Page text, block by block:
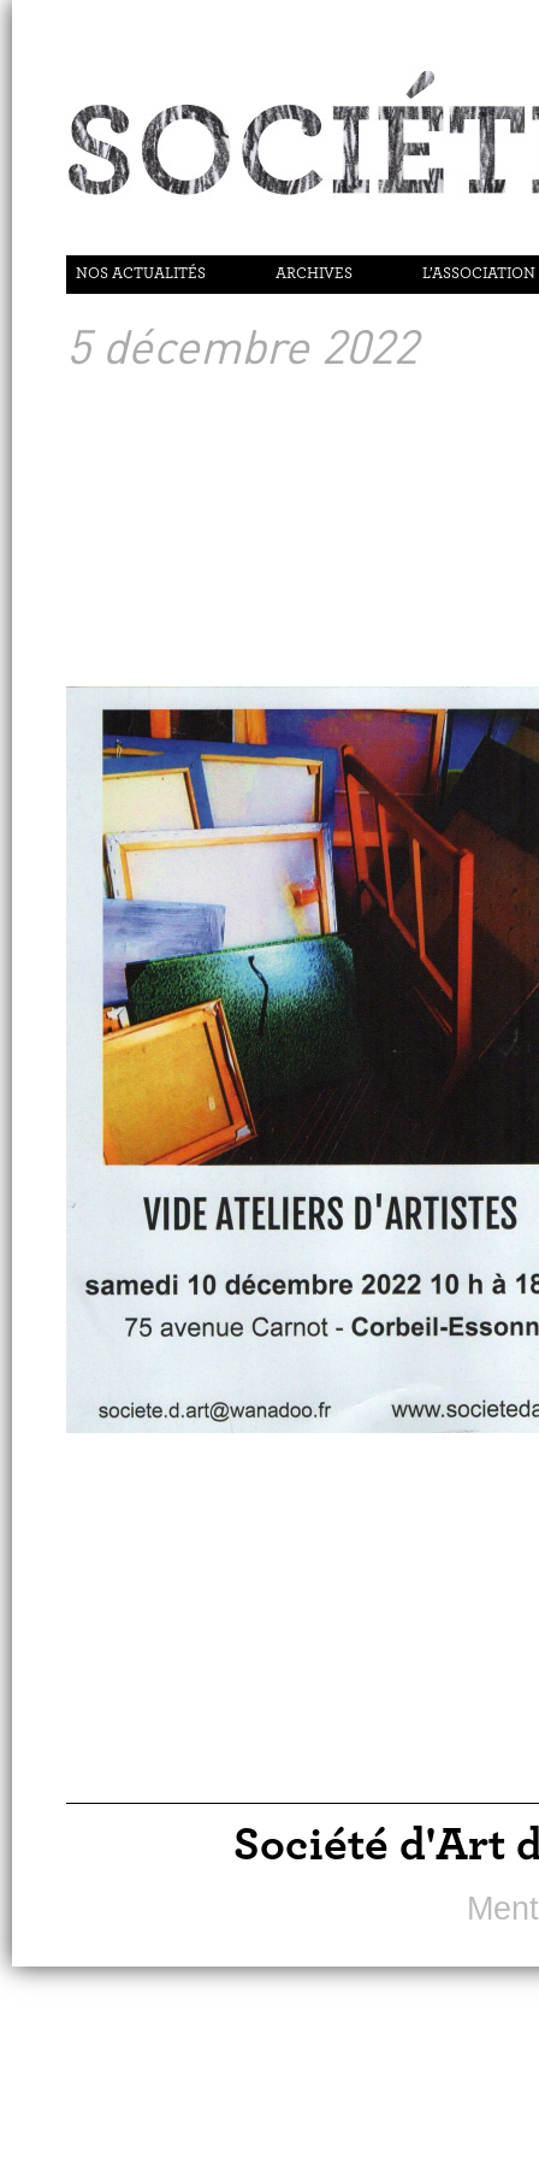
NOS ACTUALITÉS ARCHIVES L’ASSOCIATION
5 décembre 2022
Société d'Art